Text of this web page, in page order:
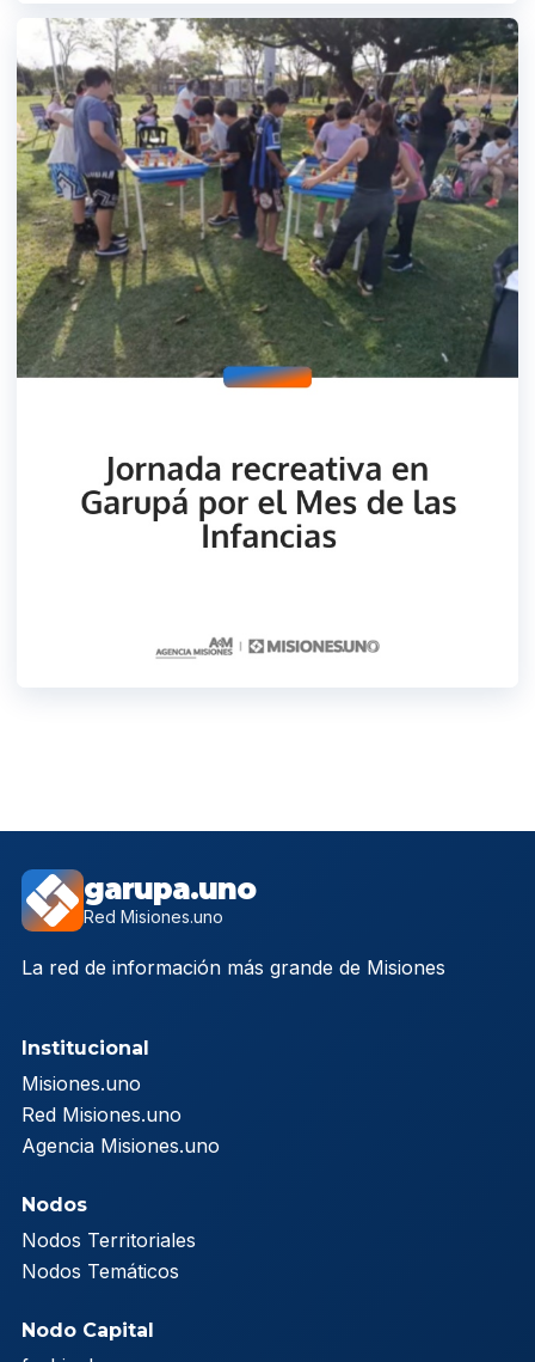
garupa.uno
Red Misiones.uno
La red de información más grande de Misiones
Institucional
Misiones.uno
Red Misiones.uno
Agencia Misiones.uno
Nodos
Nodos Territoriales
Nodos Temáticos
Nodo Capital